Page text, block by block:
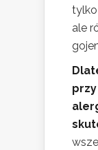
tylko
ale